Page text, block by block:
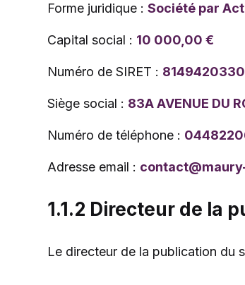
Forme juridique :Société par
Capital social : 10 000,00 €
Numéro de SIRET :
Siège social : 83A AVENUE DU
Numéro de téléphone :
Adresse email :
1.1.2 Directeur de la
Le directeur de la publication du